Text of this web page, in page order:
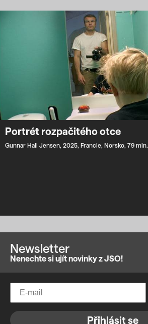
Portrét rozpačitého otce
Gunnar Hall Jensen, 2025, Francie, Norsko, 79 min.
Newsletter
Nenechte si ujít novinky z JSO!
Přihlásit se